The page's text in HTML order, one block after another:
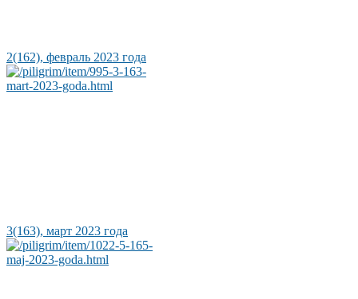
2(162), февраль 2023 года
3(163), март 2023 года